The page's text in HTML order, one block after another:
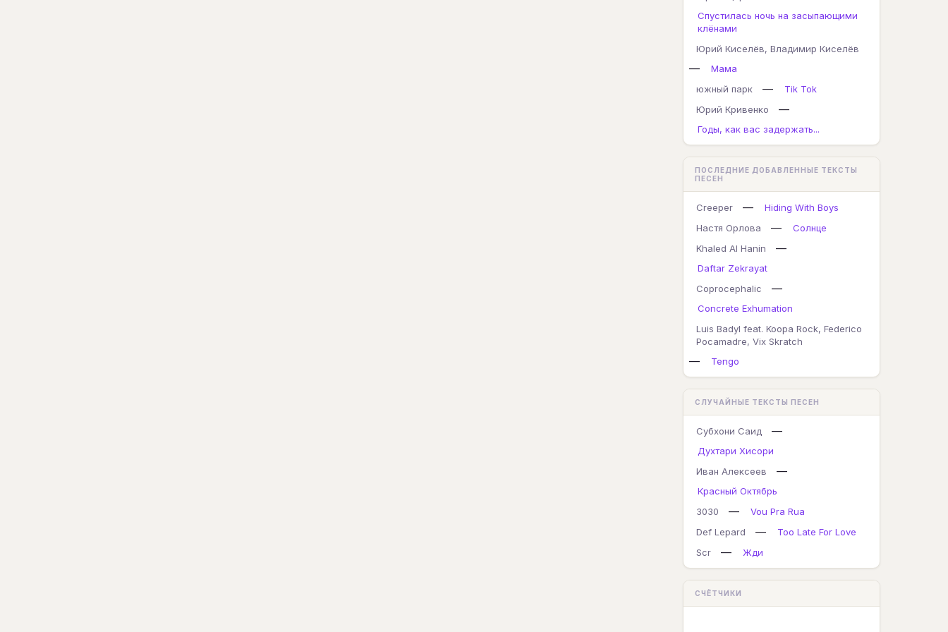
Спустилась ночь на засыпающими
клёнами
Юрий Киселёв, Владимир Киселёв
—
Мама
южный парк
—
Tik Tok
Юрий Кривенко
—
Годы, как вас задержать...
ПОСЛЕДНИЕ ДОБАВЛЕННЫЕ ТЕКСТЫ
ПЕСЕН
Creeper —
Hiding With Boys
Настя Орлова
—
Солнце
Khaled Al Hanin
—
Daftar Zekrayat
Coprocephalic
—
Concrete Exhumation
Luis Badyl feat. Koopa Rock, Federico
Pocamadre, Vix Skratch
— Tengo
СЛУЧАЙНЫЕ ТЕКСТЫ ПЕСЕН
Субхони Саид —
Духтари Хисори
Иван Алексеев
—
Красный Октябрь
3030
—
Vou Pra Rua
Def Lepard
—
Too Late For Love
Scr
— Жди
СЧЁТЧИКИ